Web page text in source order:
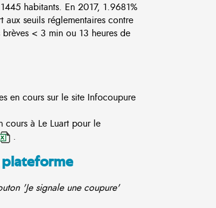
habitants. En 2017, 1.9681%
seuils réglementaires contre
< 3 min ou 13 heures de
en cours sur le site Infocoupure
cours à Le Luart pour le
.
plateforme
'Je signale une coupure'